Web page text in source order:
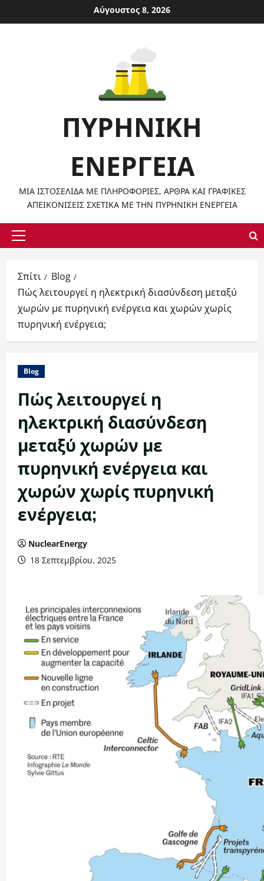
στο
Αύγουστος 8, 2026
ΠΥΡΗΝΙΚΉ
ΕΝΈΡΓΕΙΑ
ΜΙΑ ΙΣΤΟΣΕΛΊΔΑ ΜΕ ΠΛΗΡΟΦΟΡΊΕΣ, ΆΡΘΡΑ ΚΑΙ ΓΡΑΦΙΚΈΣ
ΑΠΕΙΚΟΝΊΣΕΙΣ ΣΧΕΤΙΚΆ ΜΕ ΤΗΝ ΠΥΡΗΝΙΚΉ ΕΝΈΡΓΕΙΑ
Κύριο
Σπίτι
Blog
Πώς λειτουργεί η ηλεκτρική διασύνδεση μεταξύ
χωρών με πυρηνική ενέργεια και χωρών χωρίς
πυρηνική ενέργεια;
Blog
Πώς λειτουργεί η
ηλεκτρική διασύνδεση
μεταξύ χωρών με
πυρηνική ενέργεια και
χωρών χωρίς πυρηνική
ενέργεια;
NuclearEnergy
18 Σεπτεμβρίου, 2025